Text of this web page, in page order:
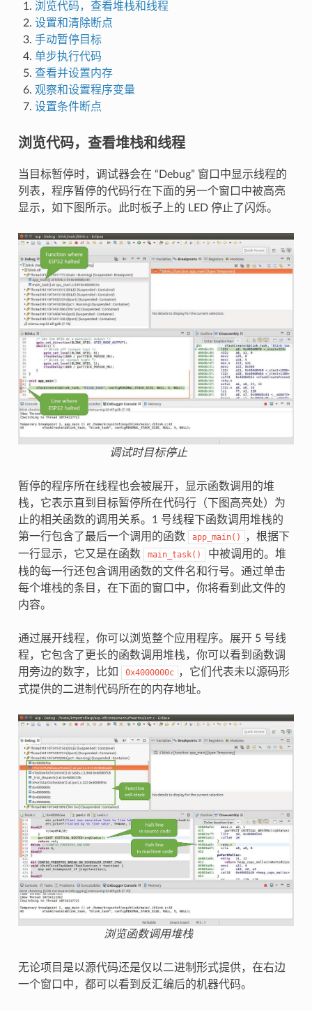
浏览代码，查看堆栈和线程
设置和清除断点
手动暂停目标
单步执行代码
查看并设置内存
观察和设置程序变量
设置条件断点
浏览代码，查看堆栈和线程
当目标暂停时，调试器会在 “Debug” 窗口中显示线程的
列表，程序暂停的代码行在下面的另一个窗口中被高亮
显示，如下图所示。此时板子上的 LED 停止了闪烁。
调试时目标停止
暂停的程序所在线程也会被展开，显示函数调用的堆
栈，它表示直到目标暂停所在代码行（下图高亮处）为
止的相关函数的调用关系。1 号线程下函数调用堆栈的
第一行包含了最后一个调用的函数
app_main()
，根据下
一行显示，它又是在函数
main_task()
中被调用的。堆
栈的每一行还包含调用函数的文件名和行号。通过单击
每个堆栈的条目，在下面的窗口中，你将看到此文件的
内容。
通过展开线程，你可以浏览整个应用程序。展开 5 号线
程，它包含了更长的函数调用堆栈，你可以看到函数调
用旁边的数字，比如
0x4000000c ，它们代表未以源码形
式提供的二进制代码所在的内存地址。
浏览函数调用堆栈
无论项目是以源代码还是仅以二进制形式提供，在右边
一个窗口中，都可以看到反汇编后的机器代码。